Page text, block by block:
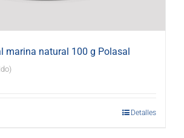
marina natural 100 g Polasal
Detalles